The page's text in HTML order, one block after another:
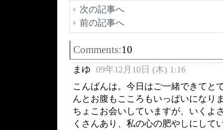
次の記事へ
前の記事へ
Comments:10
まゆ 09年12月10日 (木) 1:16
こんばんは。今日はご一緒できてと
んとお腹もこころもいっぱいになり
ちょこお会いしていますが、いくよ
くさんあり、私の心の肥やしにして